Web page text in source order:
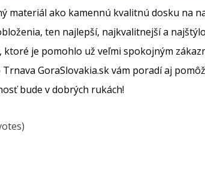
materiál ako kamennú kvalitnú dosku na
ten najlepší, najkvalitnejší a
ktoré je pomohlo už veľmi spokojným
GoraSlovakia.skvám poradí aj
bude v dobrých rukách!